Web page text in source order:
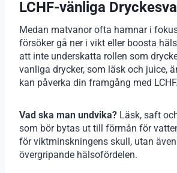
LCHF-vänliga Dryckesval
Medan matvanor ofta hamnar i
försöker gå ner i vikt eller boosta
att inte underskatta rollen som
vanliga drycker, som läsk och juice,
kan påverka din framgång med LCHF.
Vad ska man undvika? Läsk, saft
som bör bytas ut till förmån för
för viktminskningens skull, utan
övergripande hälsofördelen.